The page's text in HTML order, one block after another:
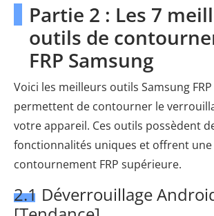
Partie 2 : Les 7
outils de
FRP Samsung
Voici les meilleurs outils Samsung
permettent de contourner le
votre appareil. Ces outils possèdent
fonctionnalités uniques et offrent une
contournement FRP supérieure.
2.1 Déverrouillage